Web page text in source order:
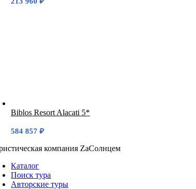
Biblos Resort Alacati 5*
584 857₽
компания ZaСолнцем
Каталог
Поиск тура
Авторские туры